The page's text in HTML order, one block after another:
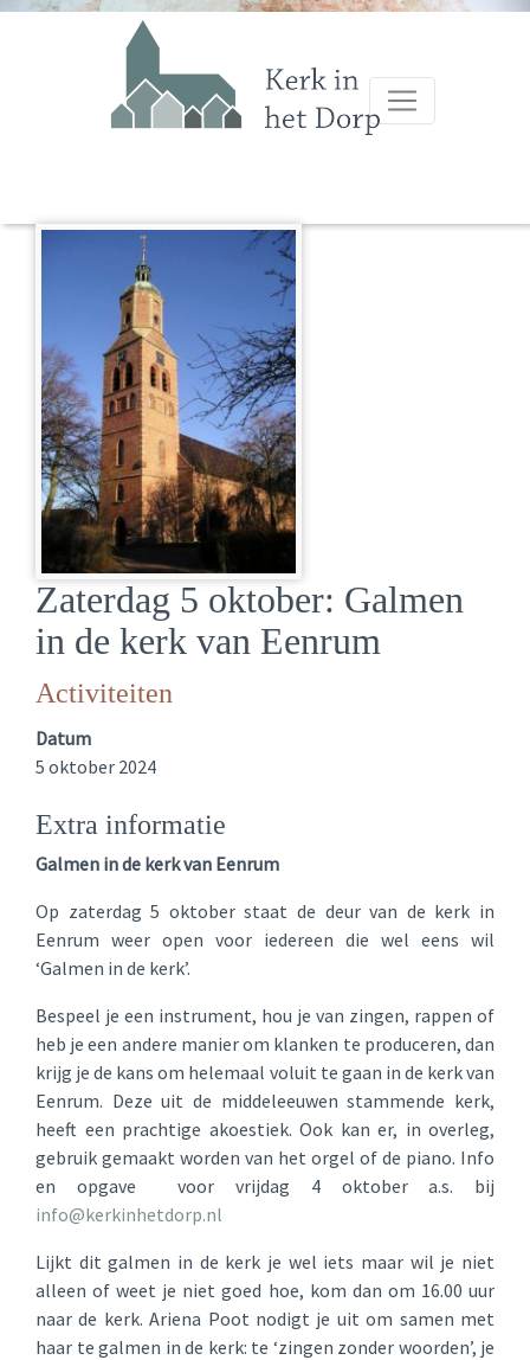
Zaterdag 5 oktober: Galmen
in de kerk van Eenrum
Activiteiten
Datum
5 oktober 2024
Extra informatie
Galmen in de kerk van Eenrum
Op zaterdag 5 oktober staat de deur van de kerk in
Eenrum weer open voor iedereen die wel eens wil
‘Galmen in de kerk’.
Bespeel je een instrument, hou je van zingen, rappen of
heb je een andere manier om klanken te produceren, dan
krijg je de kans om helemaal voluit te gaan in de kerk van
Eenrum. Deze uit de middeleeuwen stammende kerk,
heeft een prachtige akoestiek. Ook kan er, in overleg,
gebruik gemaakt worden van het orgel of de piano. Info
en opgave voor vrijdag 4 oktober a.s. bij
info@kerkinhetdorp.nl
Lijkt dit galmen in de kerk je wel iets maar wil je niet
alleen of weet je niet goed hoe, kom dan om 16.00 uur
naar de kerk. Ariena Poot nodigt je uit om samen met
haar te galmen in de kerk: te ‘zingen zonder woorden’, je